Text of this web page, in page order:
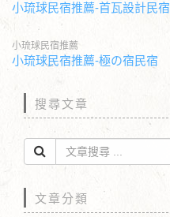
小琉球民宿推薦-首瓦設計民宿
小琉球民宿推薦
小琉球民宿推薦-極の宿民宿
搜尋文章
文章分類